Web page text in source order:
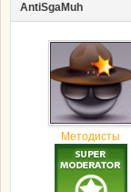
AntiSgaMuh
Методисты